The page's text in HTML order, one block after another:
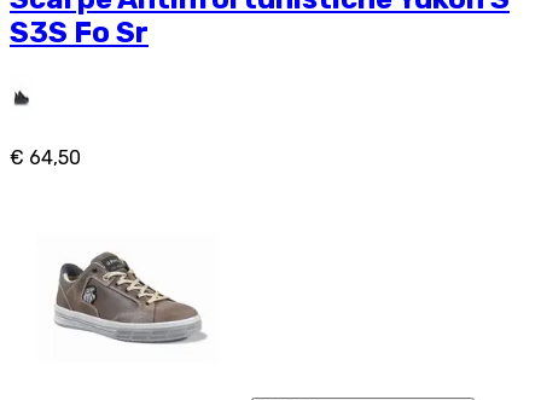
S3S Fo Sr
€ 64,50